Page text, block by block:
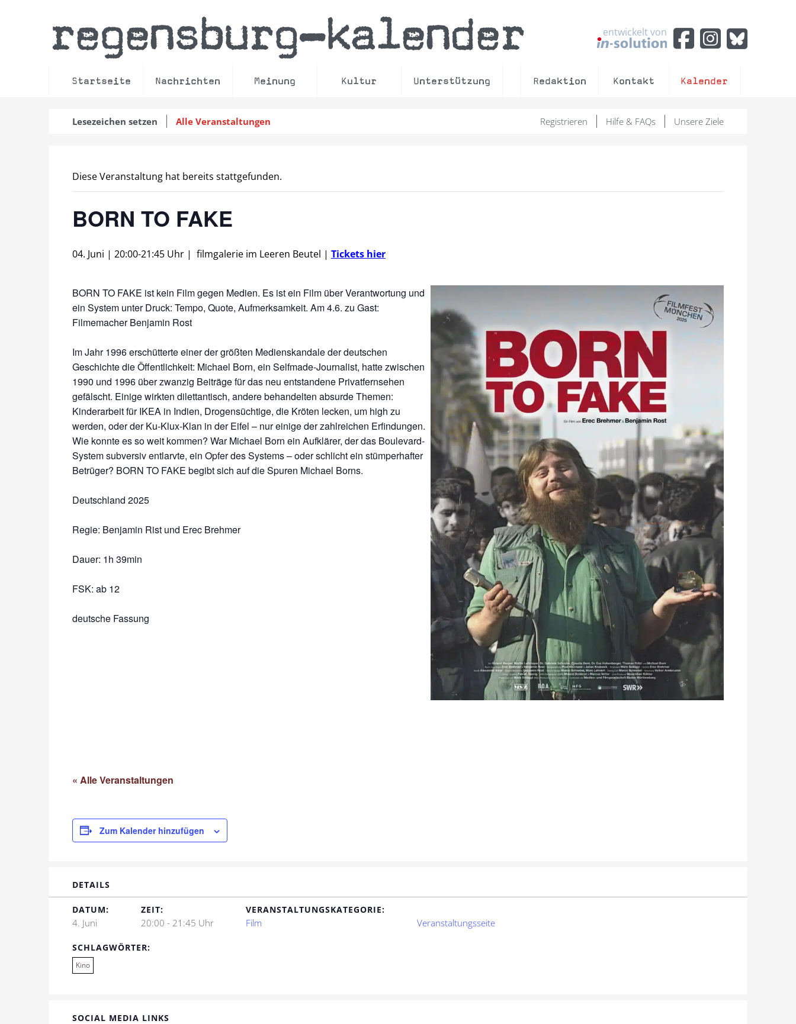
regensburg–kalender entwickelt von
Startseite Nachrichten Meinung Kultur Unterstützung Redaktion Kontakt Kalender
Lesezeichen setzen Alle Veranstaltungen Unsere Ziele
Hilfe & FAQs
Registrieren
Diese Veranstaltung hat bereits stattgefunden.
BORN TO FAKE
04. Juni | 20:00-21:45 Uhr | filmgalerie im Leeren Beutel | Tickets hier
BORN TO FAKE ist kein Film gegen Medien. Es ist ein Film über Verantwortung und
ein System unter Druck: Tempo, Quote, Aufmerksamkeit. Am 4.6. zu Gast:
Filmemacher Benjamin Rost
Im Jahr 1996 erschütterte einer der größten Medienskandale der deutschen
Geschichte die Öffentlichkeit: Michael Born, ein Selfmade-Journalist, hatte zwischen
1990 und 1996 über zwanzig Beiträge für das neu entstandene Privatfernsehen
gefälscht. Einige wirkten dilettantisch, andere behandelten absurde Themen:
Kinderarbeit für IKEA in Indien, Drogensüchtige, die Kröten lecken, um high zu
werden, oder der Ku-Klux-Klan in der Eifel – nur einige der zahlreichen Erfindungen.
Wie konnte es so weit kommen? War Michael Born ein Aufklärer, der das Boulevard-
System subversiv entlarvte, ein Opfer des Systems – oder schlicht ein stümperhafter
Betrüger? BORN TO FAKE begibt sich auf die Spuren Michael Borns.
Deutschland 2025
Regie: Benjamin Rist und Erec Brehmer
Dauer: 1h 39min
FSK: ab 12
deutsche Fassung
« Alle Veranstaltungen
Zum Kalender hinzufügen
DETAILS
DATUM:
4. Juni
ZEIT:
20:00 - 21:45 Uhr
VERANSTALTUNGSKATEGORIE:
Film Veranstaltungsseite
SCHLAGWÖRTER:
Kino
SOCIAL MEDIA LINKS